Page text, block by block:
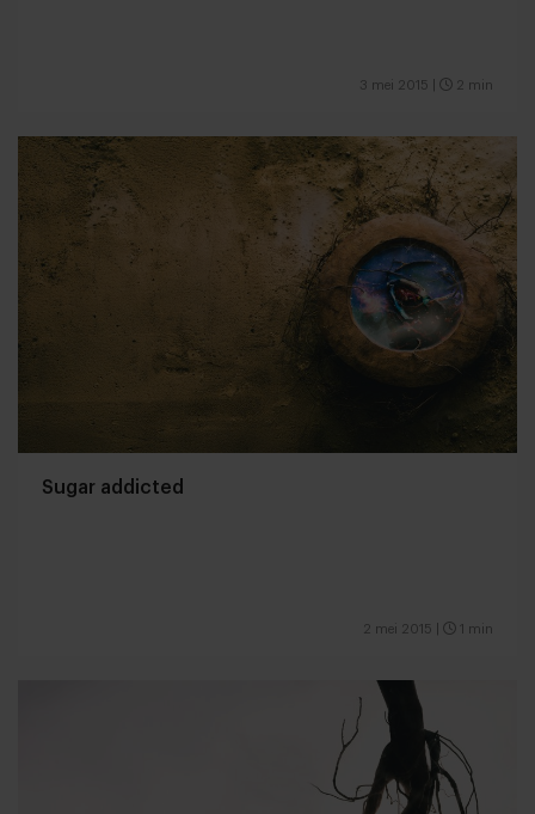
3 mei 2015 2 min
Sugar addicted
2 mei 2015 1 min